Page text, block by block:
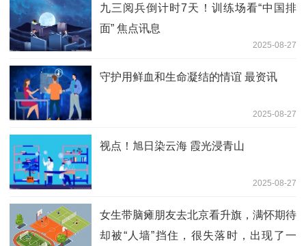
九三阅兵倒计时7天！训练场看“中国排
面” 焦点讯息
2025-08-27
守护用鲜血和生命凝结的情谊 最资讯
2025-08-27
视点！旭日染云海 霞光浸青山
2025-08-27
女生带脑瘫朋友去北京看升旗，满怀期待
却被“人墙”挡住，很失落时，出现了一